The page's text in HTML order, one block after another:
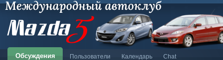
Обсуждения Пользователи Календарь Chat